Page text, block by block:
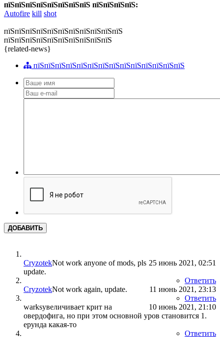
пїЅпїЅпїЅпїЅпїЅпїЅпїЅпїЅ пїЅпїЅпїЅпїЅ:
Autofire kill shot
пїЅпїЅпїЅпїЅпїЅпїЅпїЅпїЅпїЅпїЅпїЅ
пїЅпїЅпїЅпїЅпїЅпїЅпїЅпїЅпїЅпїЅ
{related-news}
пїЅпїЅпїЅпїЅпїЅпїЅпїЅпїЅпїЅпїЅпїЅпїЅпїЅпїЅ
ДОБАВИТЬ
Cryzotek 25 июнь 2021, 02:51
Not work anyone of mods, pls
update.
Ответить
Cryzotek
11 июнь 2021, 23:13
Not work again, update.
Ответить
warks
10 июнь 2021, 21:10
увеличивает крит на
овердофига, но при этом основной уров становится 1.
ерунда какая-то
Ответить